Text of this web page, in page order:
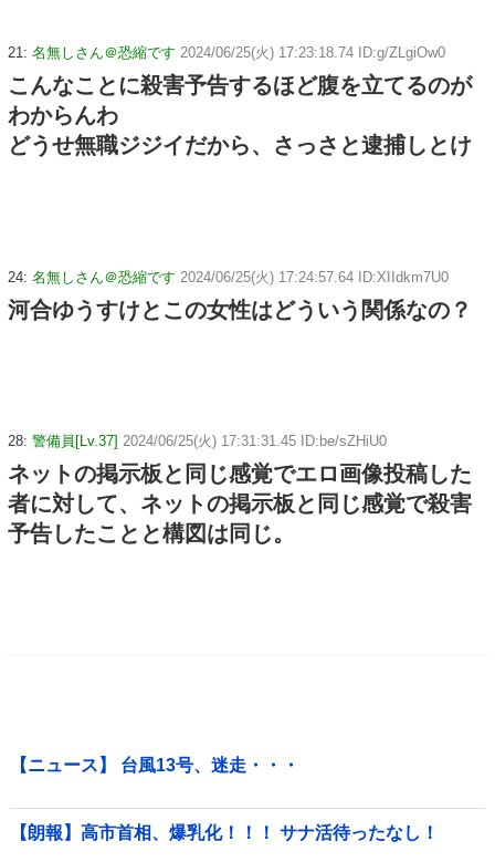
21: 名無しさん＠恐縮です 2024/06/25(火) 17:23:18.74 ID:g/ZLgiOw0
こんなことに殺害予告するほど腹を立てるのが
わからんわ
どうせ無職ジジイだから、さっさと逮捕しとけ
24: 名無しさん＠恐縮です 2024/06/25(火) 17:24:57.64 ID:XIIdkm7U0
河合ゆうすけとこの女性はどういう関係なの？
28: 警備員[Lv.37] 2024/06/25(火) 17:31:31.45 ID:be/sZHiU0
ネットの掲示板と同じ感覚でエロ画像投稿した
者に対して、ネットの掲示板と同じ感覚で殺害
予告したことと構図は同じ。
【ニュース】 台風13号、迷走・・・
【朗報】高市首相、爆乳化！！！ サナ活待ったなし！